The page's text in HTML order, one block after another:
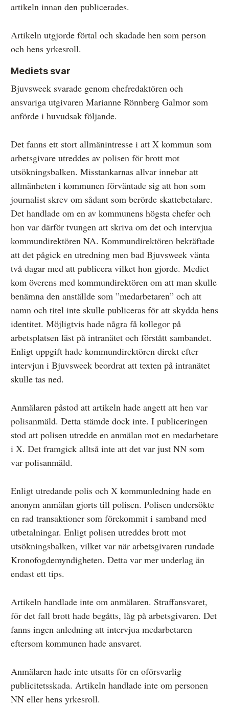
artikeln innan den publicerades.
Artikeln utgjorde förtal och skadade hen som person
och hens yrkesroll.
Mediets svar
Bjuvsweek svarade genom chefredaktören och
ansvariga utgivaren Marianne Rönnberg Galmor som
anförde i huvudsak följande.
Det fanns ett stort allmänintresse i att X kommun som
arbetsgivare utreddes av polisen för brott mot
utsökningsbalken. Misstankarnas allvar innebar att
allmänheten i kommunen förväntade sig att hon som
journalist skrev om sådant som berörde skattebetalare.
Det handlade om en av kommunens högsta chefer och
hon var därför tvungen att skriva om det och intervjua
kommundirektören NA. Kommundirektören bekräftade
att det pågick en utredning men bad Bjuvsweek vänta
två dagar med att publicera vilket hon gjorde. Mediet
kom överens med kommundirektören om att man skulle
benämna den anställde som ”medarbetaren” och att
namn och titel inte skulle publiceras för att skydda hens
identitet. Möjligtvis hade några få kollegor på
arbetsplatsen läst på intranätet och förstått sambandet.
Enligt uppgift hade kommundirektören direkt efter
intervjun i Bjuvsweek beordrat att texten på intranätet
skulle tas ned.
Anmälaren påstod att artikeln hade angett att hen var
polisanmäld. Detta stämde dock inte. I publiceringen
stod att polisen utredde en anmälan mot en medarbetare
i X. Det framgick alltså inte att det var just NN som
var polisanmäld.
Enligt utredande polis och X kommunledning hade en
anonym anmälan gjorts till polisen. Polisen undersökte
en rad transaktioner som förekommit i samband med
utbetalningar. Enligt polisen utreddes brott mot
utsökningsbalken, vilket var när arbetsgivaren rundade
Kronofogdemyndigheten. Detta var mer underlag än
endast ett tips.
Artikeln handlade inte om anmälaren. Straffansvaret,
för det fall brott hade begåtts, låg på arbetsgivaren. Det
fanns ingen anledning att intervjua medarbetaren
eftersom kommunen hade ansvaret.
Anmälaren hade inte utsatts för en oförsvarlig
publicitetsskada. Artikeln handlade inte om personen
NN eller hens yrkesroll.